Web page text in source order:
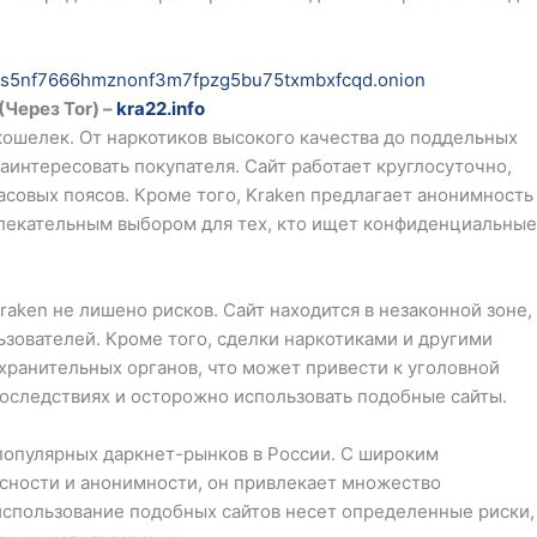
Tor) –kra22.info
От наркотиков высокого качества до поддельных
покупателя. Сайт работает круглосуточно,
поясов. Кроме того, Kraken предлагает
выбором для тех, кто ищет конфиденциальные
не лишено рисков. Сайт находится в незаконной зоне,
Кроме того, сделки наркотиками и другими
органов, что может привести к уголовной
и осторожно использовать подобные сайты.
даркнет-рынков в России. С широким
и анонимности, он привлекает множество
подобных сайтов несет определенные риски,